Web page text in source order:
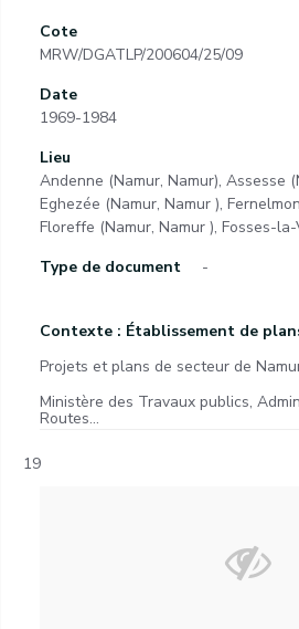
Cote
MRW/DGATLP/200604/25/09
Date
1969-1984
Lieu
Andenne (Namur, Namur), Assesse
Eghezée (Namur, Namur ),
Floreffe (Namur, Namur ), Fosses-
Type de document
-
Contexte : Établissement de
Projets et plans de secteur de
Ministère des Travaux publics,
Routes...
19